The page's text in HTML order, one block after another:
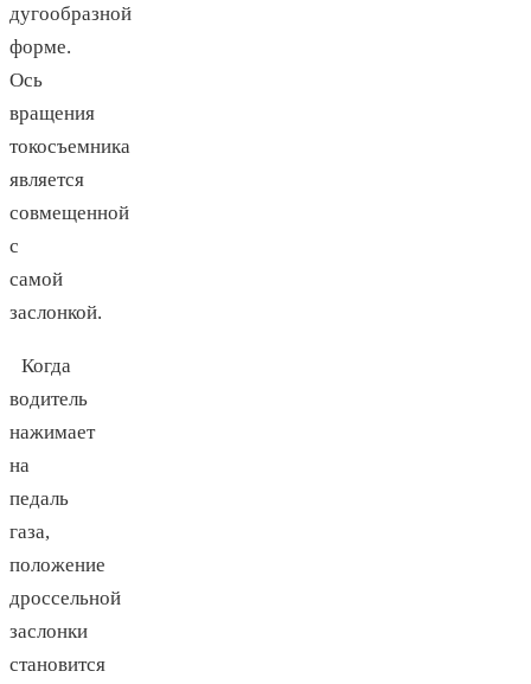
дугообразной
форме.
Ось
вращения
токосъемника
является
совмещенной
с
самой
заслонкой.
Когда
водитель
нажимает
на
педаль
газа,
положение
дроссельной
заслонки
становится